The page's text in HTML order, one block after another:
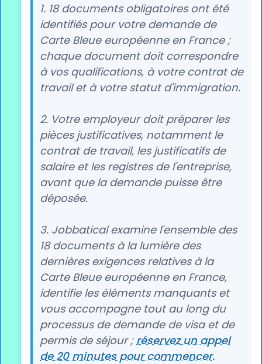
1. 18 documents obligatoires ont été
identifiés pour votre demande de
Carte Bleue européenne en France ;
chaque document doit correspondre
à vos qualifications, à votre contrat de
travail et à votre statut d'immigration.
2. Votre employeur doit préparer les
pièces justificatives, notamment le
contrat de travail, les justificatifs de
salaire et les registres de l'entreprise,
avant que la demande puisse être
déposée.
3. Jobbatical examine l'ensemble des
18 documents à la lumière des
dernières exigences relatives à la
Carte Bleue européenne en France,
identifie les éléments manquants et
vous accompagne tout au long du
processus de demande de visa et de
permis de séjour ; réservez un appel
de 20 minutes pour commencer.